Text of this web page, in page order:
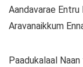
Aandavarae
Aravanaikkum
Paadukalaal